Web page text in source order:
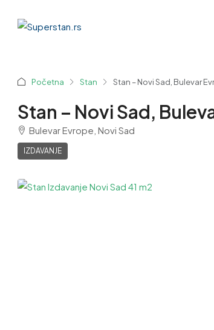
Početna Stan Stan – Novi Sad, Bulevar
Stan – Novi Sad,
Bulevar Evrope, Novi Sad
IZDAVANJE